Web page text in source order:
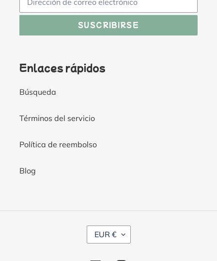
SUSCRIBIRSE
Enlaces rápidos
Búsqueda
Términos del servicio
Política de reembolso
Blog
M
O
N
EUR €